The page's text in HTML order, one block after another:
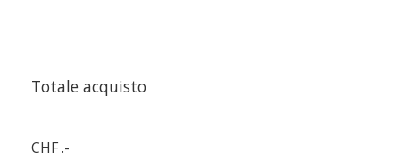
Totale acquisto
CHF .-